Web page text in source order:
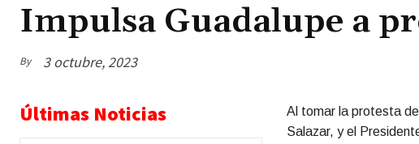
Impulsa Guadalupe a
By 3 octubre, 2023
Últimas Noticias
Al tomar la protesta
Salazar, y el